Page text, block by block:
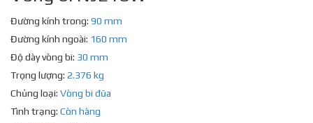
Đường kính trong: 90 mm
Đường kính ngoài: 160 mm
Độ dày vòng bi: 30 mm
Trọng lượng: 2.376 kg
Chủng loại: Vòng bi đũa
Tình trạng: Còn hàng